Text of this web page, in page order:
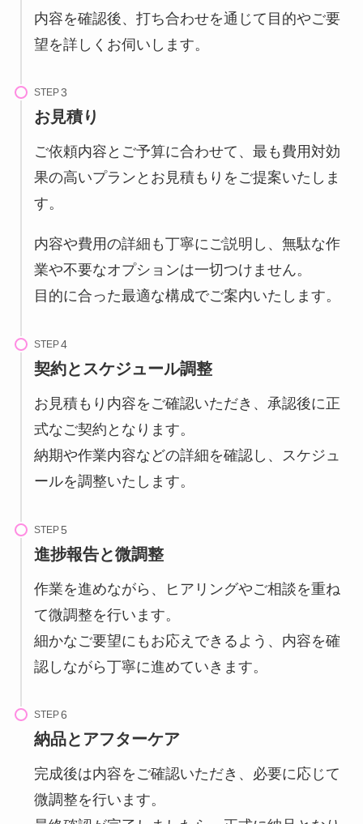
内容を確認後、打ち合わせを通じて目的やご要
望を詳しくお伺いします。
STEP
お見積り
ご依頼内容とご予算に合わせて、最も費用対効
果の高いプランとお見積もりをご提案いたしま
す。
内容や費用の詳細も丁寧にご説明し、無駄な作
業や不要なオプションは一切つけません。
目的に合った最適な構成でご案内いたします。
STEP
契約とスケジュール調整
お見積もり内容をご確認いただき、承認後に正
式なご契約となります。
納期や作業内容などの詳細を確認し、スケジュ
ールを調整いたします。
STEP
進捗報告と微調整
作業を進めながら、ヒアリングやご相談を重ね
て微調整を行います。
細かなご要望にもお応えできるよう、内容を確
認しながら丁寧に進めていきます。
STEP
納品とアフターケア
完成後は内容をご確認いただき、必要に応じて
微調整を行います。